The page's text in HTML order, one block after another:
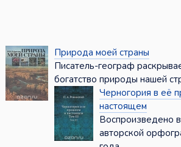
Природа моей страны
Писатель-географ
богатство природы нашей
Черногория в её
настоящем
Воспроизведено
авторской